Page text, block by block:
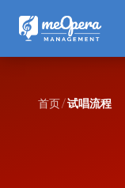
首页 试唱流程